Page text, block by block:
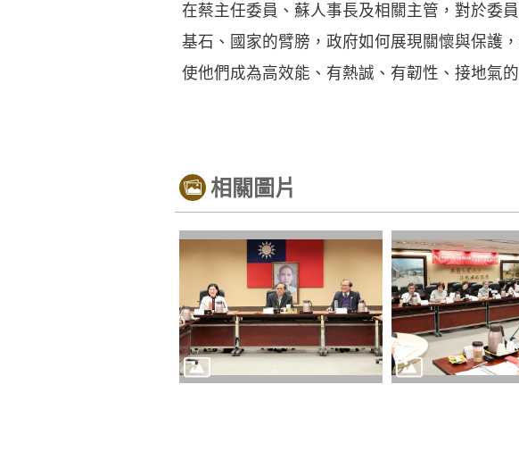
在蔡主任委員、蘇人事長及相關主管，對於委
基石、國家的臂膀，政府如何展現關懷與保護
使他們成為高效能、有熱誠、有韌性、接地氣
相關圖片